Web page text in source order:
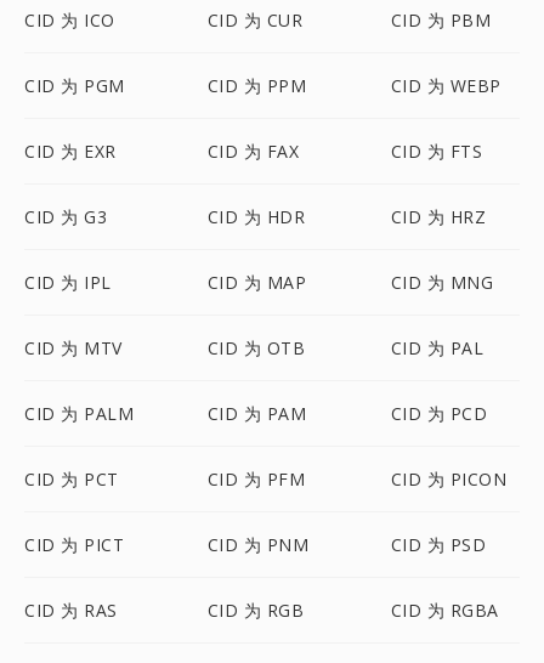
CID 为 ICO CID 为 CUR CID 为 PBM
CID 为 PGM CID 为 PPM CID 为 WEBP
CID 为 EXR CID 为 FAX CID 为 FTS
CID 为 G3 CID 为 HDR CID 为 HRZ
CID 为 IPL CID 为 MAP CID 为 MNG
CID 为 MTV CID 为 OTB CID 为 PAL
CID 为 PALM CID 为 PAM CID 为 PCD
CID 为 PCT CID 为 PFM CID 为 PICON
CID 为 PICT CID 为 PNM CID 为 PSD
CID 为 RAS CID 为 RGB CID 为 RGBA